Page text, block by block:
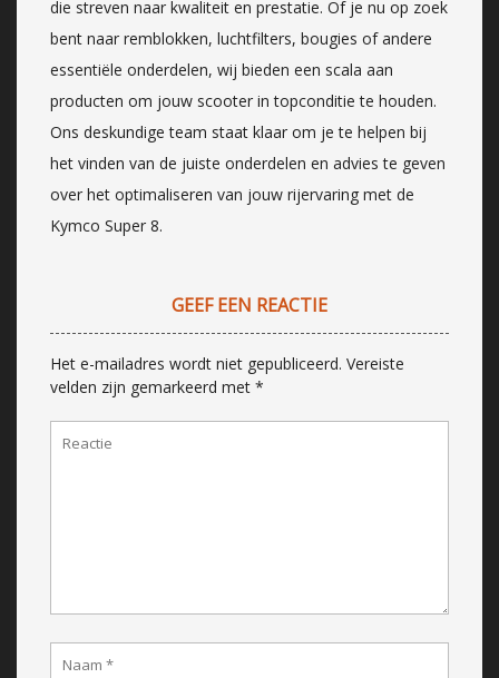
die streven naar kwaliteit en prestatie. Of je nu op zoek
bent naar remblokken, luchtfilters, bougies of andere
essentiële onderdelen, wij bieden een scala aan
producten om jouw scooter in topconditie te houden.
Ons deskundige team staat klaar om je te helpen bij
het vinden van de juiste onderdelen en advies te geven
over het optimaliseren van jouw rijervaring met de
Kymco Super 8.
GEEF EEN REACTIE
Het e-mailadres wordt niet gepubliceerd. Vereiste
velden zijn gemarkeerd met *